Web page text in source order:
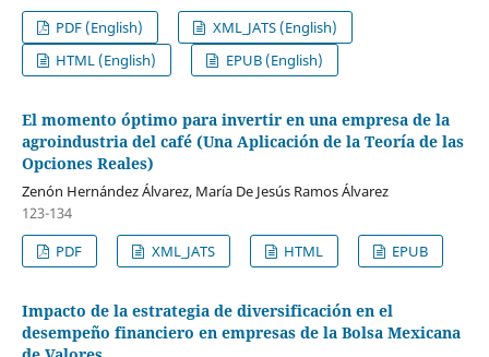
PDF (English)
XML_JATS (English)
HTML (English)
EPUB (English)
El momento óptimo para invertir en una empresa de la
agroindustria del café (Una Aplicación de la Teoría de las
Opciones Reales)
Zenón Hernández Álvarez, María De Jesús Ramos Álvarez
123-134
PDF
XML_JATS HTML EPUB
Impacto de la estrategia de diversificación en el
desempeño financiero en empresas de la Bolsa Mexicana